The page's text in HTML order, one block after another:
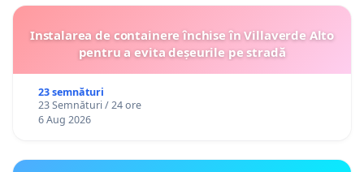
Instalarea de containere închise în Villaverde Alto
pentru a evita deșeurile pe stradă
23 semnături
23 Semnături / 24 ore
6 Aug 2026